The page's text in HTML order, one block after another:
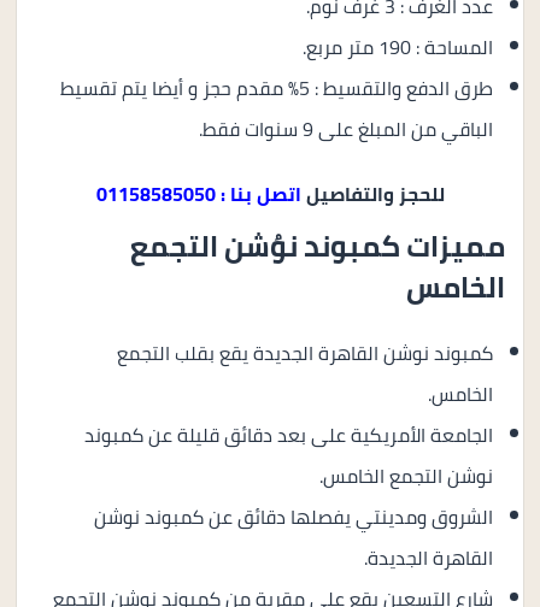
المساحة : 190 متر مربع.
طرق الدفع والتقسيط : 5% مقدم حجز و أيضا يتم تقسيط
الباقي من المبلغ على 9 سنوات فقط.
للحجز والتفاصيلاتصل بنا : 01158585050
مميزات كمبوند نوُشن التجمع
الخامس
كمبوند نوشن القاهرة الجديدة يقع بقلب التجمع
الخامس.
الجامعة الأمريكية على بعد دقائق قليلة عن كمبوند
نوشن التجمع الخامس.
الشروق ومدينتي يفصلها دقائق عن كمبوند نوشن
القاهرة الجديدة.
شارع التسعين يقع على مقربة من كمبوند نوشن التجمع